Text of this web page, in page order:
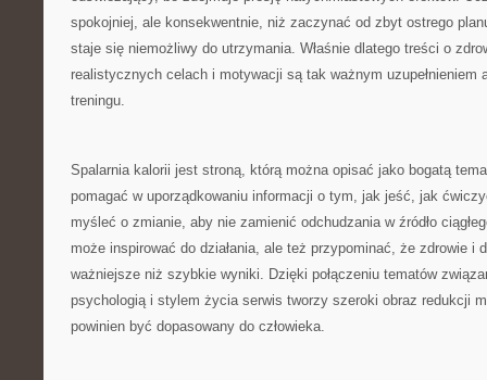
spokojniej, ale konsekwentnie, niż zaczynać od zbyt ostrego
staje się niemożliwy do utrzymania. Właśnie dlatego treści o
realistycznych celach i motywacji są tak ważnym uzupełnieniem
treningu.
Spalarnia kalorii jest stroną, którą można opisać jako bogatą
pomagać w uporządkowaniu informacji o tym, jak jeść, jak
myśleć o zmianie, aby nie zamienić odchudzania w źródło
może inspirować do działania, ale też przypominać, że zdrowie i
ważniejsze niż szybkie wyniki. Dzięki połączeniu tematów
psychologią i stylem życia serwis tworzy szeroki obraz redukcji
powinien być dopasowany do człowieka.